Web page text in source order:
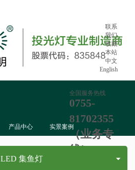
联系
我们
收藏
本站
中文
English
全国服务热线
0755-
81702355
（业务专
线）：865
产品中心 实景案例
LED 集鱼灯